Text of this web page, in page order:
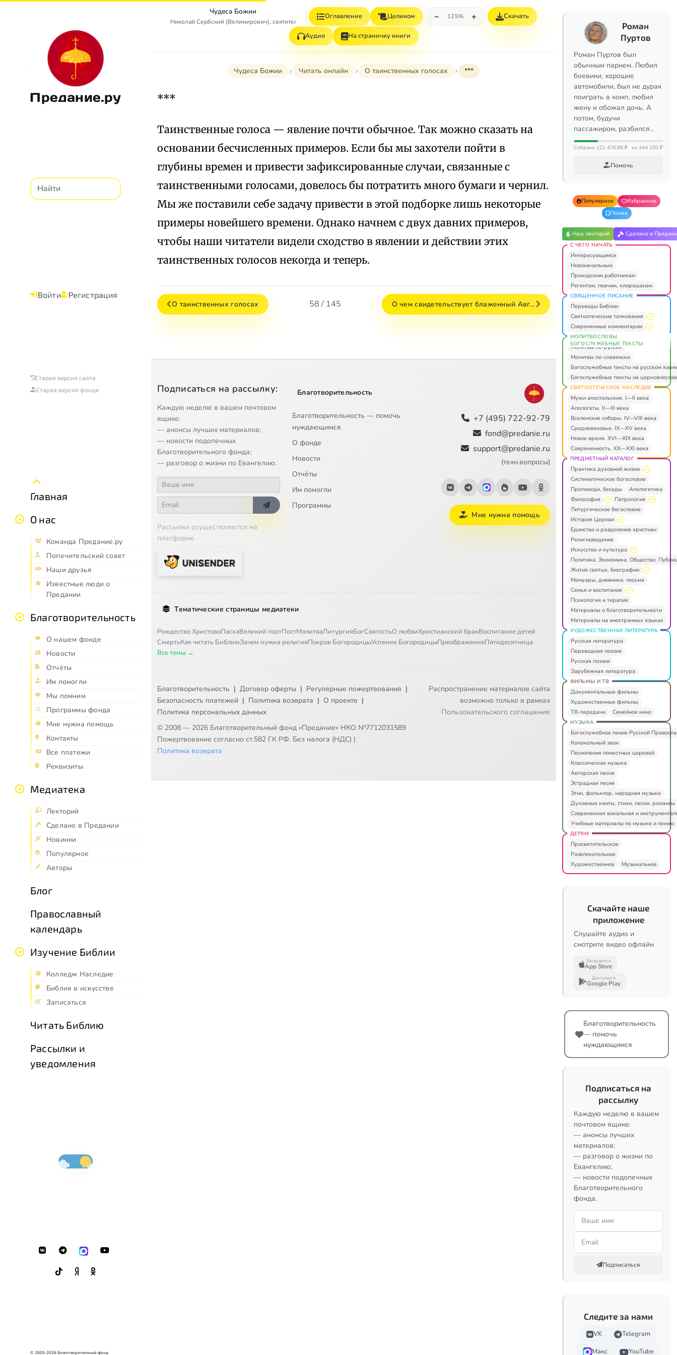
Предание.ру
Войти Регистрация
Старая версия сайта
Старая версия фонда
Главная
О нас
Команда Предание.ру
Попечительский совет
Наши друзья
Известные люди о
Предании
Благотворительность
О нашем фонде
Новости
Отчёты
Им помогли
Мы помним
Программы фонда
Мне нужна помощь
Контакты
Все платежи
Реквизиты
Медиатека
Лекторий
Сделано в Предании
Новинки
Популярное
Авторы
Блог
Православный
календарь
Изучение Библии
Колледж Наследие
Библия в искусстве
Записаться
Читать Библию
Рассылки и
уведомления
© 2005-2026 Благотворительный фонд
Чудеса Божии
Николай Сербский (Велимирович), святитель
Оглавление Целиком − 125% + Скачать
Аудио На страничку книги
Чудеса Божии Читать онлайн О таинственных голосах ***
***
Таинственные голоса — явление почти обычное. Так можно сказать на
основании бесчисленных примеров. Если бы мы захотели пойти в
глубины времен и привести зафиксированные случаи, связанные с
таинственными голосами, довелось бы потратить много бумаги и чернил.
Мы же поставили себе задачу привести в этой подборке лишь некоторые
примеры новейшего времени. Однако начнем с двух давних примеров,
чтобы наши читатели видели сходство в явлении и действии этих
таинственных голосов некогда и теперь.
О таинственных голосах 58 / 145 О чем свидетельствует блаженный Авг…
Подписаться на рассылку:
Каждую неделю в вашем почтовом
ящике:
— анонсы лучших материалов;
— новости подопечных
Благотворительного фонда;
— разговор о жизни по Евангелию.
Рассылки осуществляются на
платформе
Благотворительность
Благотворительность — помочь
нуждающимся
О фонде
Новости
Отчёты
Им помогли
Программы
+7 (495) 722-92-79
fond@predanie.ru
support@predanie.ru
(техн.вопросы)
Мне нужна помощь
Тематические страницы медиатеки
Рождество ХристовоПасхаВеликий постПостМолитваЛитургияБогСвятостьО любвиХристианский бракВоспитание детей
СмертьКак читать БиблиюЗачем нужна религияПокров БогородицыУспение БогородицыПреображениеПятидесятница
Все темы →
Благотворительность | Договор оферты | Регулярные пожертвования |
Безопасность платежей | Политика возврата | О проекте |
Политика персональных данных
© 2008 — 2026 Благотворительный фонд «Предание» НКО №7712031589
Пожертвование согласно ст.582 ГК РФ. Без налога (НДС) |
Политика возврата
Распространение материалов сайта
возможно только в рамках
Пользовательского соглашения
Роман
Пуртов
Роман Пуртов был
обычным парнем. Любил
боевики, хорошие
автомобили, был не дурак
поиграть в комп, любил
жену и обожал дочь. А
потом, будучи
пассажиром, разбился…
Собрано 121 476,88 ₽ из 444 150 ₽
Помочь
Популярное
Избранное
Позже
Наш лекторий Сделано в
С ЧЕГО НАЧАТЬ
Интересующимся
Новоначальным
Приходским работникам
Регентам, певчим, клирошанам
СВЯЩЕННОЕ ПИСАНИЕ
Переводы Библии
Святоотеческие толкования
Современные комментарии
МОЛИТВОСЛОВЫ.
БОГОСЛУЖЕБНЫЕ ТЕКСТЫ
Молитвы по-русски
Молитвы по-славянски
Богослужебные тексты на русском
Богослужебные тексты на
СВЯТООТЕЧЕСКОЕ НАСЛЕДИЕ
Мужи апостольские. I—II века
Апологеты. II—III века
Вселенские соборы. IV—VIII века
Средневековье. IX—XV века
Новое время. XVI—XIX века
Современность. XX—XXI века
ПРЕДМЕТНЫЙ КАТАЛОГ
Практика духовной жизни
Систематическое богословие
Проповеди, беседы
Апологетика
Философия
Патрология
Литургическое богословие
История Церкви
Единство и разделения христиан
Религиоведение
Искусство и культура
Политика. Экономика. Общество.
Жития святых, биографии
Мемуары, дневники, письма
Семья и воспитание
Психология и терапия
Материалы о благотворительности
Материалы на иностранных языках
ХУДОЖЕСТВЕННАЯ ЛИТЕРАТУРА
Русская литература
Переводная поэзия
Русская поэзия
Зарубежная литература
ФИЛЬМЫ И ТВ
Документальные фильмы
Художественные фильмы
ТВ-передачи
Семейное кино
МУЗЫКА
Богослужебное пение Русской
Колокольный звон
Песнопения поместных церквей
Классическая музыка
Авторская песня
Эстрадная песня
Этно, фольклор, народная музыка
Духовные канты, стихи, песни, романсы
Современная вокальная и
Учебные материалы по музыке и пению
ДЕТЯМ
Просветительское
Развлекательное
Художественное
Музыкальное
Скачайте наше
приложение
Слушайте аудио и
смотрите видео офлайн
Загрузите в
App Store
Доступно в
Google Play
Благотворительность
— помочь
нуждающимся
Подписаться на
рассылку
Каждую неделю в вашем
почтовом ящике:
— анонсы лучших
материалов;
— разговор о жизни по
Евангелию;
— новости подопечных
Благотворительного
фонда.
Подписаться
Следите за нами
VK
Telegram
Макс
YouTube